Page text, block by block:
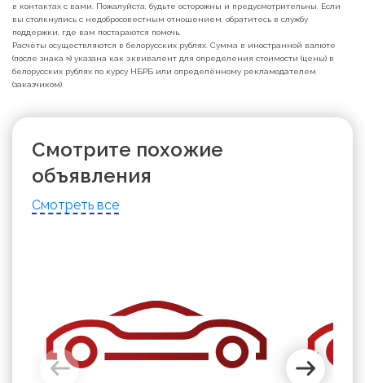
в контактах с вами. Пожалуйста, будьте осторожны и предусмотрительны. Если
вы столкнулись с недобросовестным отношением, обратитесь в службу
поддержки, где вам постараются помочь.
Расчёты осуществляются в белорусских рублях. Сумма в иностранной валюте
(после знака ≈) указана как эквивалент для определения стоимости (цены) в
белорусских рублях по курсу НБРБ или определённому рекламодателем
(заказчиком).
Смотрите похожие
объявления
Смотреть все